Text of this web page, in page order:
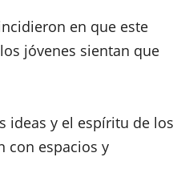
en que este
jóvenes sientan que
ideas y el espíritu de los
con espacios y